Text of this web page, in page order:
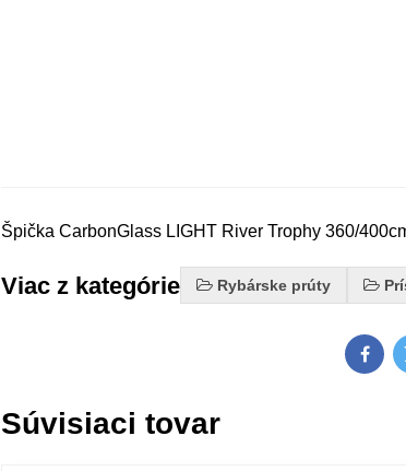
Špička CarbonGlass LIGHT River Trophy 360/
Viac z kategórie Rybárske prúty
Súvisiaci tovar